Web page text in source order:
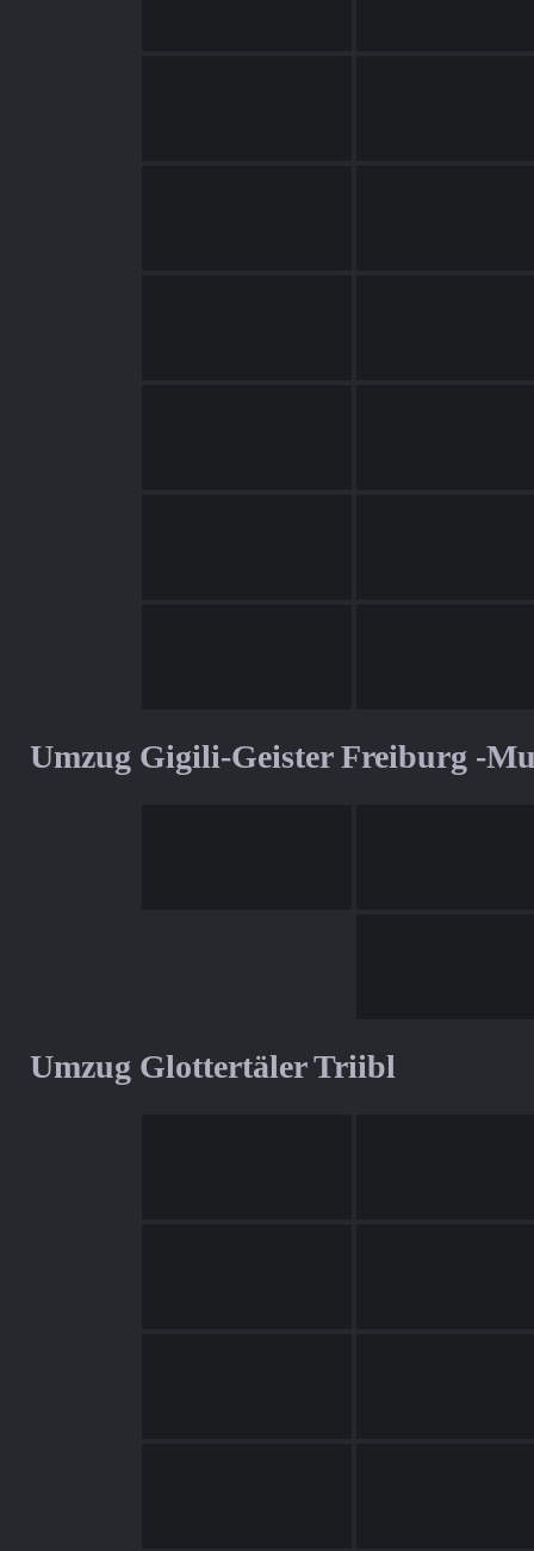
Umzug Gigili-Geister Freiburg -
Umzug Glottertäler Triibl